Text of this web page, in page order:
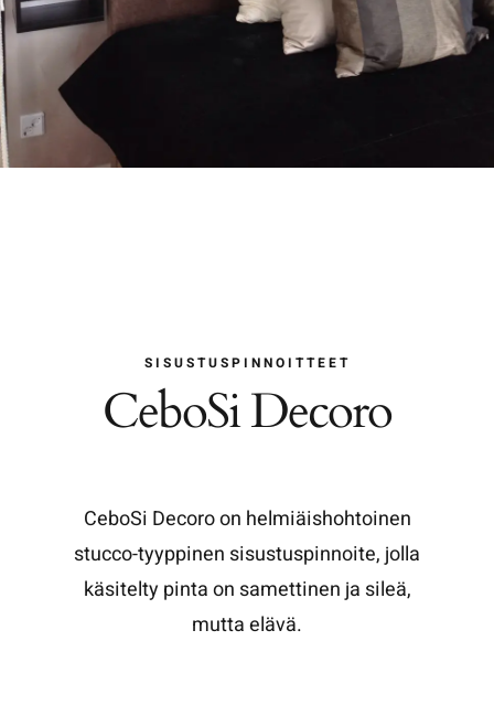
SISUSTUSPINNOITTEET
CeboSi Decoro
CeboSi Decoro on helmiäishohtoinen
stucco-tyyppinen sisustuspinnoite, jolla
käsitelty pinta on samettinen ja sileä,
mutta elävä.